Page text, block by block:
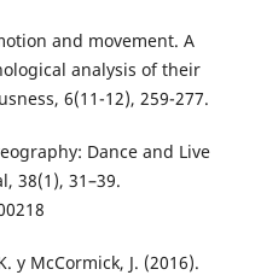
and movement. A
analysis of their
6(11-12), 259-277.
Dance and Live
38(1), 31–39.
y McCormick, J. (2016).